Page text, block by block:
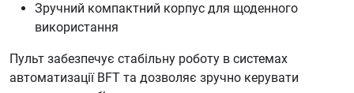
Зручний компактний корпус для щоденного
використання
Пульт забезпечує стабільну роботу в системах
автоматизації BFT та дозволяє зручно керувати